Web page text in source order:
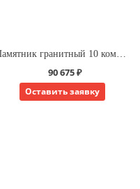
Памятник гранитный 10 комбинированный для одного
90 675 ₽
Оставить заявку